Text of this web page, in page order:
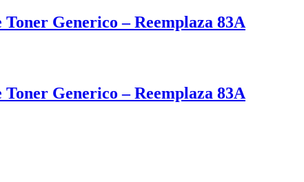
Generico – Reemplaza 83A
Generico – Reemplaza 83A